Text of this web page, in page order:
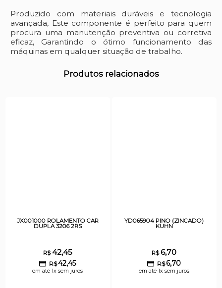
Produzido com materiais duráveis e tecnologia
avançada, Este componente é perfeito para quem
procura uma manutenção preventiva ou corretiva
eficaz, Garantindo o ótimo funcionamento das
máquinas em qualquer situação de trabalho.
Produtos relacionados
JX001000 ROLAMENTO CAR
DUPLA 3206 2RS
R$42,45
R$42,45
em até 1x sem juros
YD065904 PINO (ZINCADO)
KUHN
R$6,70
R$6,70
em até 1x sem juros